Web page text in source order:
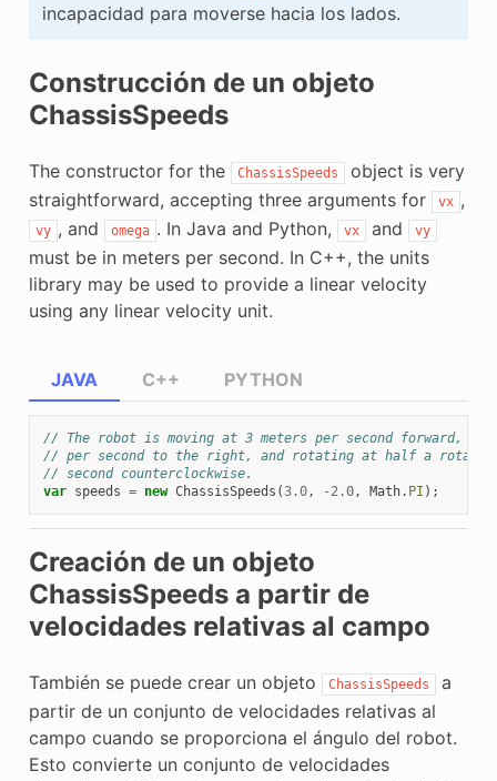
incapacidad para moverse hacia los lados.
Construcción de un objeto
ChassisSpeeds
The constructor for the ChassisSpeeds
object is very
straightforward, accepting three arguments for
vx ,
vy , and omega . In Java and Python, vx and vy
must be in meters per second. In C++, the units
library may be used to provide a linear velocity
using any linear velocity unit.
JAVA
// The robot is moving at 3 meters per second forward, 2
// per second to the right, and rotating at half a
// second counterclockwise.
var speeds = new ChassisSpeeds (3.0, - 2.0, Math. PI );
C++ PYTHON
Creación de un objeto
ChassisSpeeds a partir de
velocidades relativas al campo
También se puede crear un objeto ChassisSpeeds
a
partir de un conjunto de velocidades relativas al
campo cuando se proporciona el ángulo del robot.
Esto convierte un conjunto de velocidades